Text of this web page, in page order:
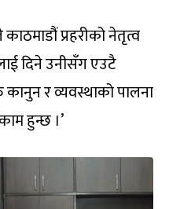
प्रहरीको नेतृत्व
दिने उनीसँग एउटै
र व्यवस्थाको पालना
हुन्छ ।’